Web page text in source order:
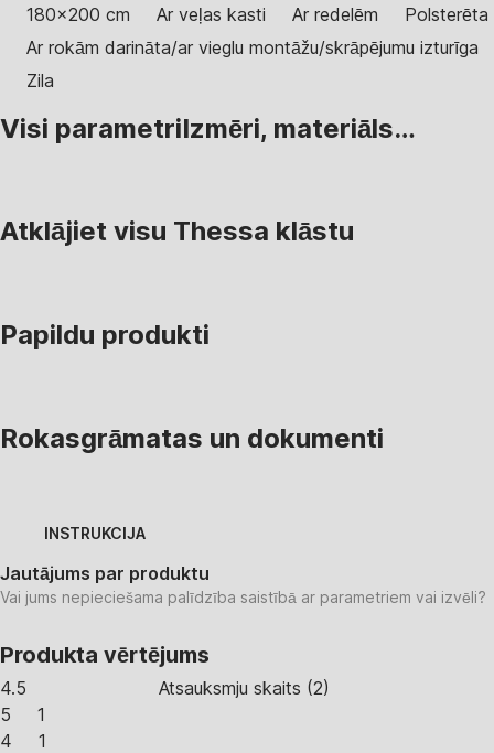
180x200 cm Ar veļas kasti Ar redelēm
Polsterēta
Ar rokām darināta/ar vieglu montāžu/skrāpējumu izturīga
Zila
Visi parametriIzmēri, materiāls…
Atklājiet visu Thessa klāstu
Papildu produkti
Rokasgrāmatas un dokumenti
INSTRUKCIJA
Jautājums par produktu
Vai jums nepieciešama palīdzība saistībā ar parametriem vai izvēli?
Produkta vērtējums
4.5 Atsauksmju skaits (2)
5
1
4
1